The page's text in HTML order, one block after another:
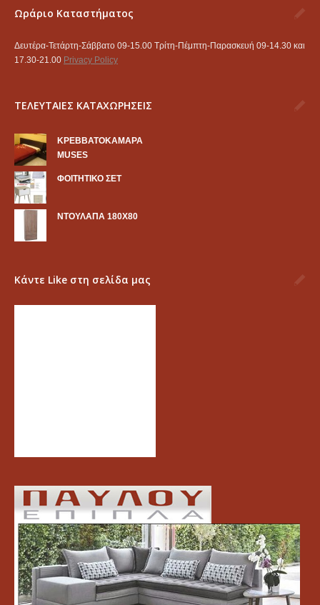
Ωράριο Καταστήματος
Δευτέρα-Τετάρτη-Σάββατο 09-15.00 Τρίτη-Πέμπτη-Παρασκευή 09-14.30 και
17.30-21.00 Privacy Policy
ΤΕΛΕΥΤΑΙΕΣ ΚΑΤΑΧΩΡΗΣΕΙΣ
KΡΕΒΒΑΤΟΚΑΜΑΡΑ
MUSES
ΦΟΙΤΗΤΙΚΟ ΣΕΤ
ΝΤΟΥΛΑΠΑ 180Χ80
Κάντε Like στη σελίδα μας